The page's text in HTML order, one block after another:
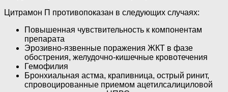
Цитрамон П противопоказан в следующих случаях:
Повышенная чувствительность к компонентам
препарата
Эрозивно-язвенные поражения ЖКТ в фазе
обострения, желудочно-кишечные кровотечения
Гемофилия
Бронхиальная астма, крапивница, острый ринит,
спровоцированные приемом ацетилсалициловой